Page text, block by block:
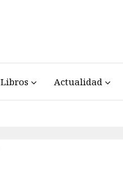
Libros Actualidad